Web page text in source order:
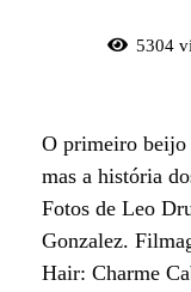
5304
O primeiro beijo
mas a história
Fotos de Leo
Gonzalez.
Hair: Charme